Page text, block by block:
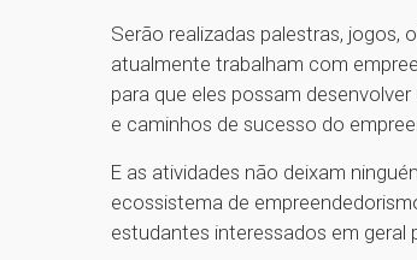
Serão realizadas palestras,
atualmente trabalham com
para que eles possam
e caminhos de sucesso do
E as atividades não deixam
ecossistema de
estudantes interessados em geral